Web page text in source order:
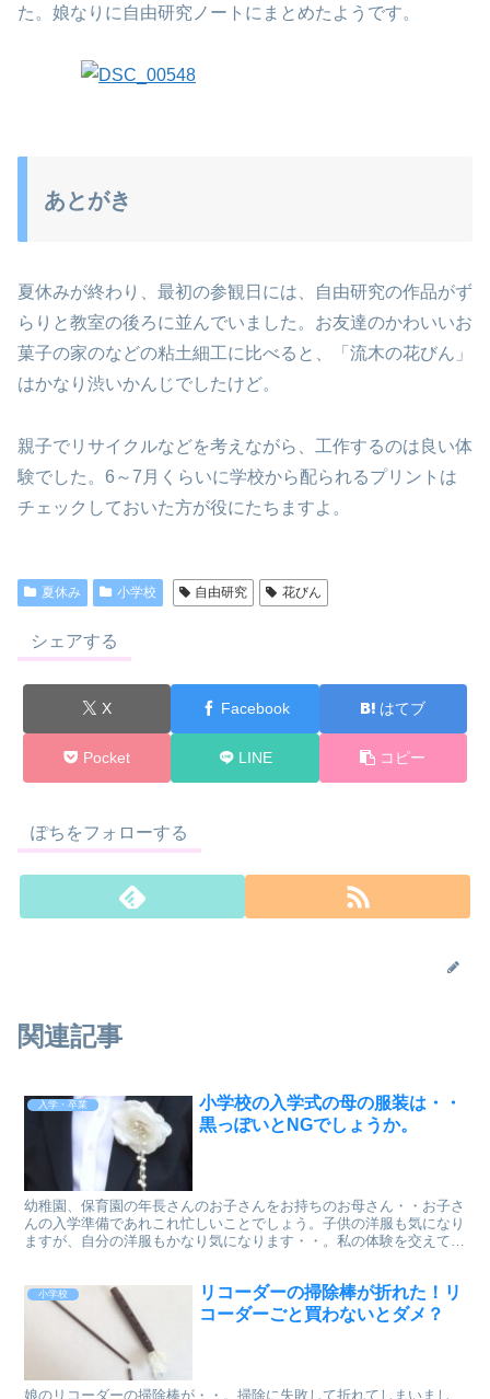
た。娘なりに自由研究ノートにまとめたようです。
あとがき
夏休みが終わり、最初の参観日には、自由研究の作品がず
らりと教室の後ろに並んでいました。お友達のかわいいお
菓子の家のなどの粘土細工に比べると、「流木の花びん」
はかなり渋いかんじでしたけど。
親子でリサイクルなどを考えながら、工作するのは良い体
験でした。6～7月くらいに学校から配られるプリントは
チェックしておいた方が役にたちますよ。
夏休み 小学校 自由研究 花びん
シェアする
X Facebook はてブ
Pocket LINE コピー
ぽちをフォローする
関連記事
入学・卒業
小学校の入学式の母の服装は・・
黒っぽいとNGでしょうか。
幼稚園、保育園の年長さんのお子さんをお持ちのお母さん・・お子さ
んの入学準備であれこれ忙しいことでしょう。子供の洋服も気になり
ますが、自分の洋服もかなり気になります・・。私の体験を交えてど
小学校
リコーダーの掃除棒が折れた！リ
コーダーごと買わないとダメ？
娘のリコーダーの掃除棒が・・。掃除に失敗して折れてしまいまし